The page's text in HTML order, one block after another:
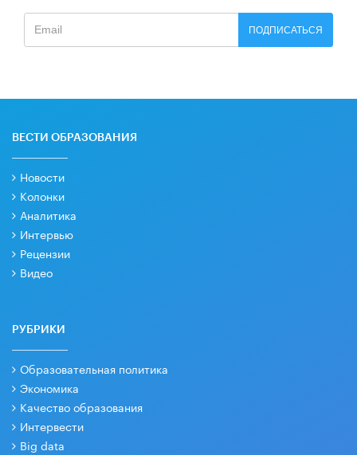
ПОДПИСАТЬСЯ
ВЕСТИ ОБРАЗОВАНИЯ
Новости
Колонки
Аналитика
Интервью
Рецензии
Видео
РУБРИКИ
Образовательная политика
Экономика
Качество образования
Интервести
Big data